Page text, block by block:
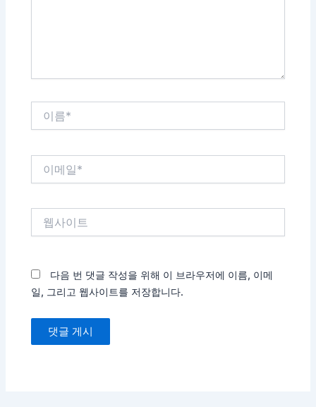
다음 번 댓글 작성을 위해 이 브라우저에 이름, 이메
일, 그리고 웹사이트를 저장합니다.